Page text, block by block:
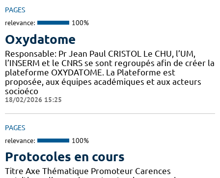
PAGES
relevance: 100%
Oxydatome
Responsable: Pr Jean Paul CRISTOL Le CHU, l’UM,
l’INSERM et le CNRS se sont regroupés afin de créer la
plateforme OXYDATOME. La Plateforme est
proposée, aux équipes académiques et aux acteurs
socioéco
18/02/2026 15:25
PAGES
relevance: 100%
Protocoles en cours
Titre Axe Thématique Promoteur Carences